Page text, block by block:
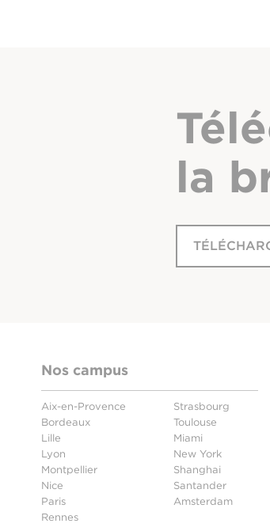
la
Nos campus
Aix-en-Provence
Bordeaux
Lille
Lyon
Montpellier
Nice
Paris
Rennes
Strasbourg
Toulouse
Miami
New York
Shanghai
Santander
Amsterdam